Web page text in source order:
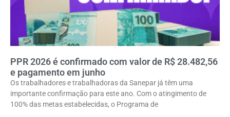
PPR 2026 é confirmado com valor de R$ 28.482,56
e pagamento em junho
Os trabalhadores e trabalhadoras da Sanepar já têm uma
importante confirmação para este ano. Com o atingimento de
100% das metas estabelecidas, o Programa de